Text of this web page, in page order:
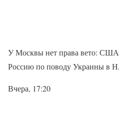
У Москвы нет права вето: США
Россию по поводу Украины в
Вчера, 17:20